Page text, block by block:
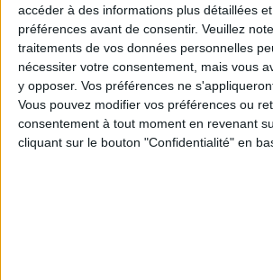
accéder à des informations plus détaillées
préférences avant de consentir. Veuillez
traitements de vos données personnelles
nécessiter votre consentement, mais vous
y opposer. Vos préférences ne
Vous pouvez modifier vos préférences ou
consentement à tout moment en revenant
cliquant sur le bouton "Confidentialité" en
https://www.eurex.fr/k4_18912827/
Découvrir Cotélib